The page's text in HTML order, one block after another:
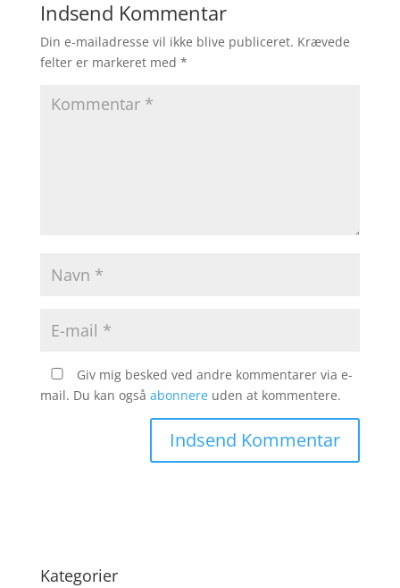
Indsend Kommentar
Din e-mailadresse vil ikke blive publiceret. Krævede
felter er markeret med *
Giv mig besked ved andre kommentarer via e-
mail. Du kan også abonnereuden at kommentere.
Kategorier